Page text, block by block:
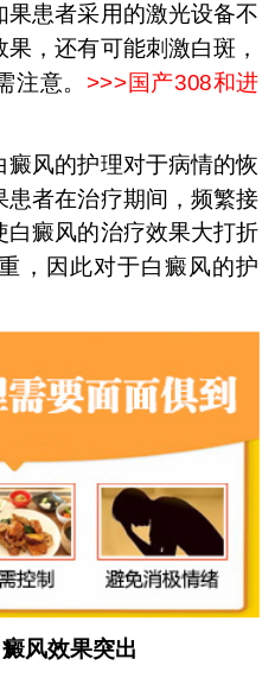
患者采用的激光设备不
，还有可能刺激白斑，
注意。 >>>国产308和进
癜风的护理对于病情的恢
者在治疗期间，频繁接
癜风的治疗效果大打折
，因此对于白癜风的护
风效果突出